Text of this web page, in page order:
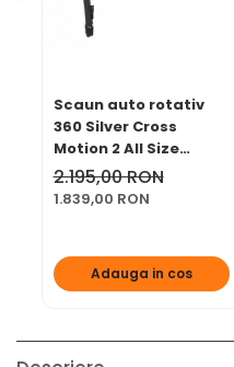
Scaun auto rotativ
360 Silver Cross
Motion 2 All Size
Almond
2.195,00 RON
1.839,00 RON
Adauga in cos